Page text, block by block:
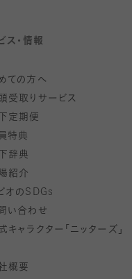
ス・情報
ての方へ
受取りサービス
定期便
特典
辞典
紹介
オの SDGs
い合わせ
キャラクター「ニッターズ」
概要